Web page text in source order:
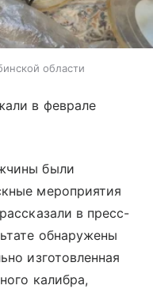
области
в феврале
были
мероприятия
в пресс-
обнаружены
изготовленная
калибра,